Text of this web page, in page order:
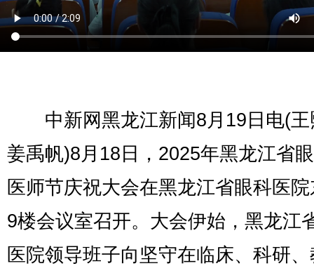
中新网黑龙江新闻8月19日电(王
姜禹帆)8月18日，2025年黑龙江省
医师节庆祝大会在黑龙江省眼科医
9楼会议室召开。大会伊始，黑龙江
医院领导班子向坚守在临床、科研